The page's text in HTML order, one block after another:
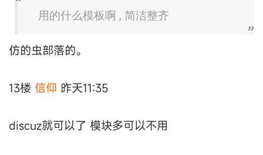
用的什么模板啊 , 简洁整齐
仿的虫部落的。
13楼 信仰 昨天11:35
discuz就可以了 模块多可以不用